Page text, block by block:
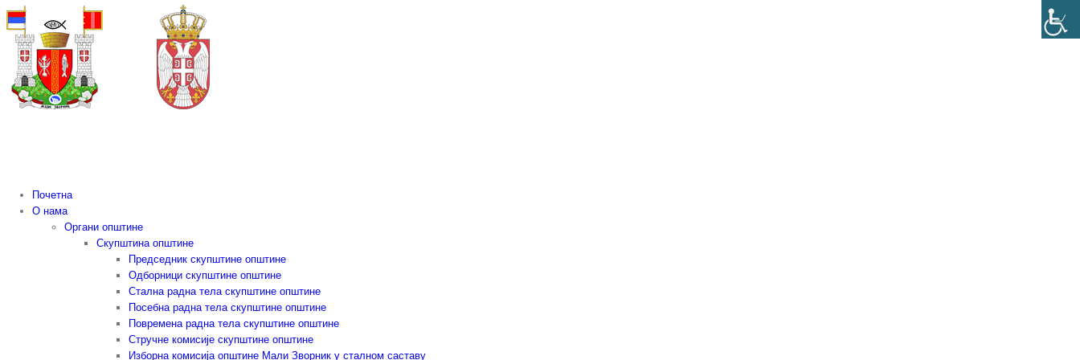
content
Почетна
О нама
Органи општине
Скупштина општине
Председник скупштине општине
Одборници скупштине општине
Стална радна тела скупштине општине
Посебна радна тела скупштине општине
Повремена радна тела скупштине општине
Стручне комисије скупштине општине
Изборна комисија општине Мали Зворник у сталном саставу